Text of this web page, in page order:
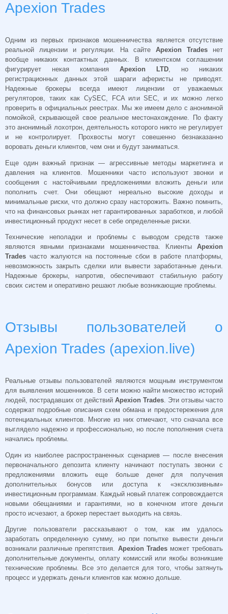
Apexion Trades
Одним из первых признаков мошенничества является отсутствие
реальной лицензии и регуляции. На сайте Apexion Trades нет
вообще никаких контактных данных. В клиентском соглашении
фигурирует некая компания Apexion LTD , но никаких
регистрационных данных этой шараги аферисты не приводят.
Надежные брокеры всегда имеют лицензии от уважаемых
регуляторов, таких как CySEC, FCA или SEC, и их можно легко
проверить в официальных реестрах. Мы же имеем дело с анонимной
помойкой, скрывающей свое реальное местонахождение. По факту
это анонимный лохотрон, деятельность которого никто не регулирует
и не контролирует. Прохвосты могут совешенно безнаказанно
воровать деньги клиентов, чем они и будут заниматься.
Еще один важный признак — агрессивные методы маркетинга и
давления на клиентов. Мошенники часто используют звонки и
сообщения с настойчивыми предложениями вложить деньги или
пополнить счет. Они обещают нереально высокие доходы и
минимальные риски, что должно сразу насторожить. Важно помнить,
что на финансовых рынках нет гарантированных заработков, и любой
инвестиционный продукт несет в себе определенные риски.
Технические неполадки и проблемы с выводом средств также
являются явными признаками мошенничества. Клиенты Apexion
Trades часто жалуются на постоянные сбои в работе платформы,
невозможность закрыть сделки или вывести заработанные деньги.
Надежные брокеры, напротив, обеспечивают стабильную работу
своих систем и оперативно решают любые возникающие проблемы.
Отзывы пользователей о
Apexion Trades (apexion.live)
Реальные отзывы пользователей являются мощным инструментом
для выявления мошенников. В сети можно найти множество историй
людей, пострадавших от действий Apexion Trades . Эти отзывы часто
содержат подробные описания схем обмана и предостережения для
потенциальных клиентов. Многие из них отмечают, что сначала все
выглядело надежно и профессионально, но после пополнения счета
начались проблемы.
Один из наиболее распространенных сценариев — после внесения
первоначального депозита клиенту начинают поступать звонки с
предложениями вложить еще больше денег для получения
дополнительных бонусов или доступа к «эксклюзивным»
инвестиционным программам. Каждый новый платеж сопровождается
новыми обещаниями и гарантиями, но в конечном итоге деньги
просто исчезают, а брокер перестает выходить на связь.
Другие пользователи рассказывают о том, как им удалось
заработать определенную сумму, но при попытке вывести деньги
возникали различные препятствия. Apexion Tradesможет требовать
дополнительные документы, оплату комиссий или якобы возникшие
технические проблемы. Все это делается для того, чтобы затянуть
процесс и удержать деньги клиентов как можно дольше.